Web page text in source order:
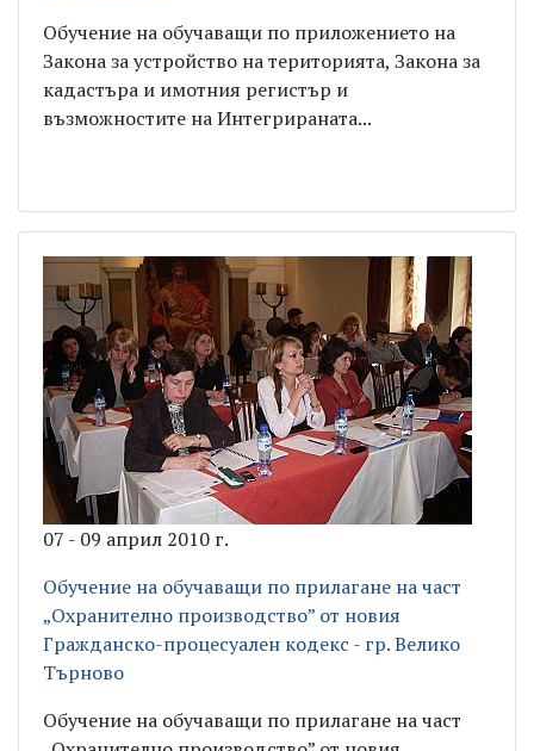
Обучение на обучаващи по приложението на
Закона за устройство на територията, Закона за
кадастъра и имотния регистър и
възможностите на Интегрираната...
07 - 09 април 2010 г.
Обучение на обучаващи по прилагане на част
„Охранително производство” от новия
Гражданско-процесуален кодекс - гр. Велико
Търново
Обучение на обучаващи по прилагане на част